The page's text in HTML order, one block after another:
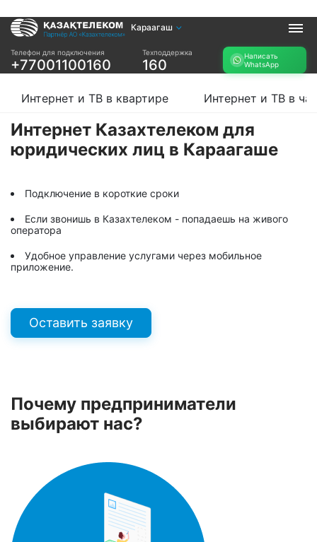
Караагаш
Телефон для подключения
+77001100160
Техподдержка
160
Написать
WhatsApp
Услуги
Интернет и ТВ в
Интернет и ТВ в
Интернет в офис
Прочее
возможность
подключения
Проверить
возможность
названию ЖК
Заявка на
Интернет и ТВ в квартире Интернет и ТВ в
Интернет Казахтелеком для
юридических лиц в Караагаше
Подключение в короткие сроки
Если звонишь в Казахтелеком - попадаешь на живого
оператора
Удобное управление услугами через мобильное
приложение.
Оставить заявку
Почему предприниматели
выбирают нас?